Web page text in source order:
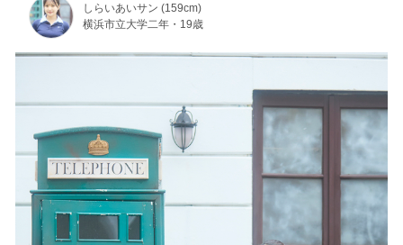
しらいあいサン (159cm)
横浜市立大学二年・19歳